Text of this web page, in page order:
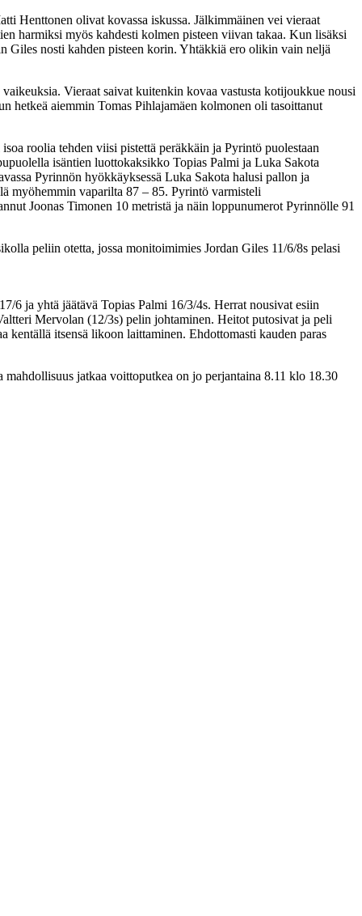
Henttonen olivat kovassa iskussa. Jälkimmäinen vei vieraat
harmiksi myös kahdesti kolmen pisteen viivan takaa. Kun lisäksi
Giles nosti kahden pisteen korin. Yhtäkkiä ero olikin vain neljä
Vieraat saivat kuitenkin kovaa vastusta kotijoukkue nousi
hetkeä aiemmin Tomas Pihlajamäen kolmonen oli tasoittanut
roolia tehden viisi pistettä peräkkäin ja Pyrintö puolestaan
isäntien luottokaksikko Topias Palmi ja Luka Sakota
Pyrinnön hyökkäyksessä Luka Sakota halusi pallon ja
myöhemmin vaparilta 87 – 85. Pyrintö varmisteli
Joonas Timonen 10 metristä ja näin loppunumerot Pyrinnölle 91
peliin otetta, jossa monitoimimies Jordan Giles 11/6/8s pelasi
6 ja yhtä jäätävä Topias Palmi 16/3/4s. Herrat nousivat esiin
Mervolan (12/3s) pelin johtaminen. Heitot putosivat ja peli
itsensä likoon laittaminen. Ehdottomasti kauden paras
jatkaa voittoputkea on jo perjantaina 8.11 klo 18.30